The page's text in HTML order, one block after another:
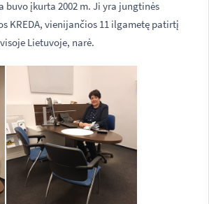
buvo įkurta 2002 m. Ji yra jungtinės
KREDA, vienijančios 11 ilgametę patirtį
Lietuvoje, narė.